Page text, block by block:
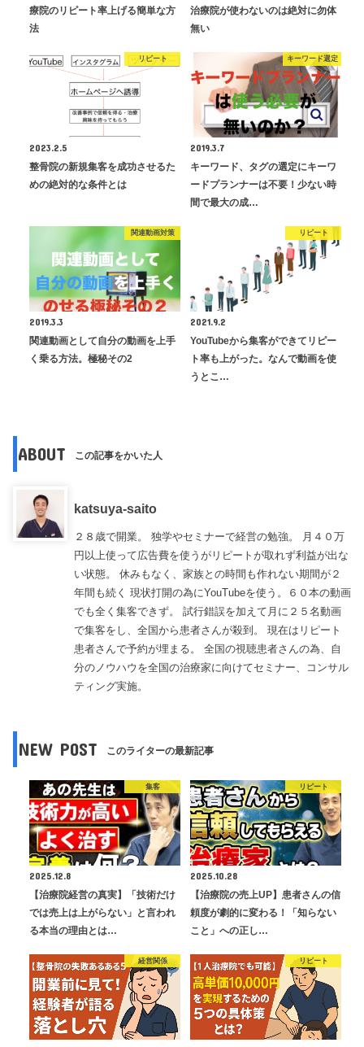
療院のリピート率上げる簡単な方
法
治療院が使わないのは絶対に勿体
無い
リピート
2023.2.5
整骨院の新規集客を成功させるた
めの絶対的な条件とは
キーワード選定
2019.3.7
キーワード、タグの選定にキーワ
ードプランナーは不要！少ない時
間で最大の成…
関連動画対策
2019.3.3
関連動画として自分の動画を上手
く乗る方法。極秘その2
リピート
2021.9.2
YouTubeから集客ができてリピー
ト率も上がった。なんで動画を使
うとこ…
ABOUT この記事をかいた人
katsuya-saito
２８歳で開業。 独学やセミナーで経営の勉強。 月４０万
円以上使って広告費を使うがリピートが取れず利益が出な
い状態。 休みもなく、家族との時間も作れない期間が２
年間も続く 現状打開の為にYouTubeを使う。６０本の動画
でも全く集客できず。 試行錯誤を加えて月に２５名動画
で集客をし、全国から患者さんが殺到。 現在はリピート
患者さんで予約が埋まる。 全国の視聴患者さんの為、自
分のノウハウを全国の治療家に向けてセミナー、コンサル
ティング実施。
NEW POST このライターの最新記事
集客
2025.12.8
【治療院経営の真実】「技術だけ
では売上は上がらない」と言われ
る本当の理由とは…
リピート
2025.10.28
【治療院の売上UP】患者さんの信
頼度が劇的に変わる！「知らない
こと」への正し…
経営関係 リピート